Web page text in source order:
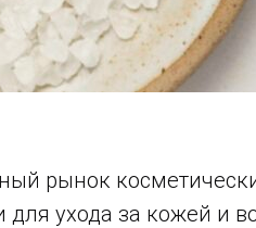
рынок
для ухода за кожей и